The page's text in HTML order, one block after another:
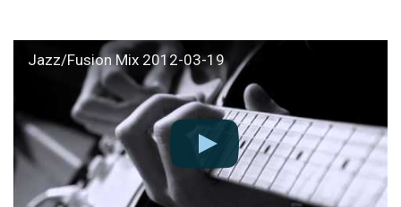
Jazz/Fusion Mix 2012-03-19